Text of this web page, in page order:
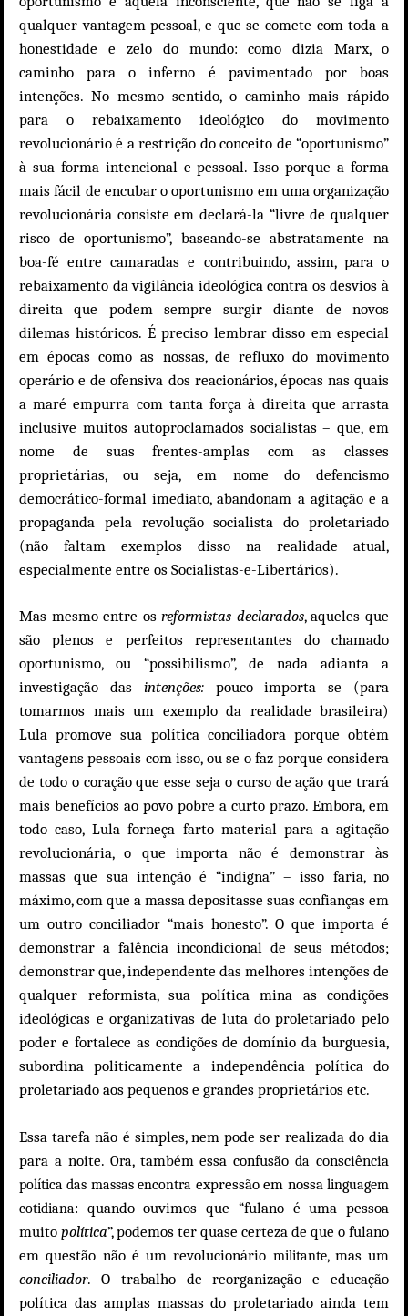
qualquer vantagem pessoal, e que se comete com toda a
honestidade e zelo do mundo: como dizia Marx, o
caminho para o inferno é pavimentado por boas
intenções. No mesmo sentido, o caminho mais rápido
para o rebaixamento ideológico do movimento
revolucionário é a restrição do conceito de “oportunismo”
à sua forma intencional e pessoal. Isso porque a forma
mais fácil de encubar o oportunismo em uma organização
revolucionária consiste em declará-la “livre de qualquer
risco de oportunismo”, baseando-se abstratamente na
boa-fé entre camaradas e contribuindo, assim, para o
rebaixamento da vigilância ideológica contra os desvios à
direita que podem sempre surgir diante de novos
dilemas históricos. É preciso lembrar disso em especial
em épocas como as nossas, de refluxo do movimento
operário e de ofensiva dos reacionários, épocas nas quais
a maré empurra com tanta força à direita que arrasta
inclusive muitos autoproclamados socialistas – que, em
nome de suas frentes-amplas com as classes
proprietárias, ou seja, em nome do defencismo
democrático-formal imediato, abandonam a agitação e a
propaganda pela revolução socialista do proletariado
(não faltam exemplos disso na realidade atual,
especialmente entre os Socialistas-e-Libertários).
Mas mesmo entre osreformistas declarados, aqueles que
são plenos e perfeitos representantes do chamado
oportunismo, ou “possibilismo”, de nada adianta a
investigação das intenções:pouco importa se (para
tomarmos mais um exemplo da realidade brasileira)
Lula promove sua política conciliadora porque obtém
vantagens pessoais com isso, ou se o faz porque considera
de todo o coração que esse seja o curso de ação que trará
mais benefícios ao povo pobre a curto prazo. Embora, em
todo caso, Lula forneça farto material para a agitação
revolucionária, o que importa não é demonstrar às
massas que sua intenção é “indigna” – isso faria, no
máximo, com que a massa depositasse suas confianças em
um outro conciliador “mais honesto”. O que importa é
demonstrar a falência incondicional de seus métodos;
demonstrar que, independente das melhores intenções de
qualquer reformista, sua política mina as condições
ideológicas e organizativas de luta do proletariado pelo
poder e fortalece as condições de domínio da burguesia,
subordina politicamente a independência política do
proletariado aos pequenos e grandes proprietários etc.
Essa tarefa não é simples, nem pode ser realizada do dia
para a noite. Ora, também essa confusãoda consciência
política das massas encontra expressão em nossalinguagem
cotidiana: quando ouvimos que “fulano é uma pessoa
muito política”, podemos ter quase certeza de que o fulano
em questão não é um revolucionário militante, mas um
conciliador. O trabalho de reorganização e educação
política das amplas massas do proletariado ainda tem